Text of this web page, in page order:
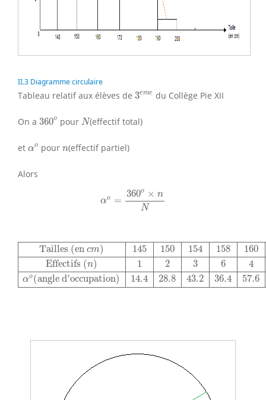
II.3 Diagramme circulaire
Tableau relatif aux élèves de 3eme
3em e
du Collège Pie XII
On a 360o
360 opour N
N(effectif total)
et αo
αo pour n
n(effectif partiel)
Alors
αo =
360o × n
N
360o× n N
Tailles (en cm) 145 150 154 158
160
Effectifs (n) 1 2 3 6 4
αo(angle d'occupation) 14.4 28.8 43.2 36.4 57.6
Tailles (encm)145150154158160162165166Effectifs